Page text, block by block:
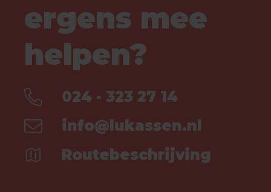
ergens mee
helpen?
024 - 323 27 14
info@lukassen.nl
Routebeschrijving